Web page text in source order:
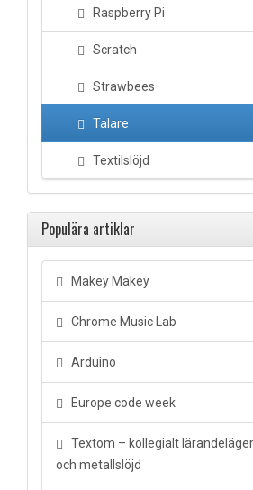
Raspberry Pi
Scratch
Strawbees
Talare
Textilslöjd
Populära artiklar
Makey Makey
Chrome Music Lab
Arduino
Europe code week
Textom – kollegialt
och metallslöjd